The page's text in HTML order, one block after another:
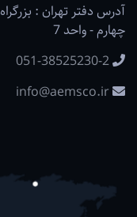
چهارم - واحد 7
051-38525230-2
info@aemsco.ir